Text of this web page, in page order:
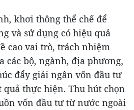
khơi thông thể chế để
và sử dụng có hiệu quả
cao vai trò, trách nhiệm
các bộ, ngành, địa phương,
đẩy giải ngân vốn đầu tư
quả thực hiện. Thu hút chọn
vốn đầu tư từ nước ngoài